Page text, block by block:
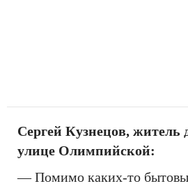
Сергей Кузнецов,
улице Олимпийской:
— Помимо каких-то